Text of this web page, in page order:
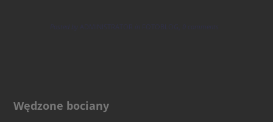
Posted by ADMINISTRATOR FOTOBLOG 0 comments
Wędzone bociany